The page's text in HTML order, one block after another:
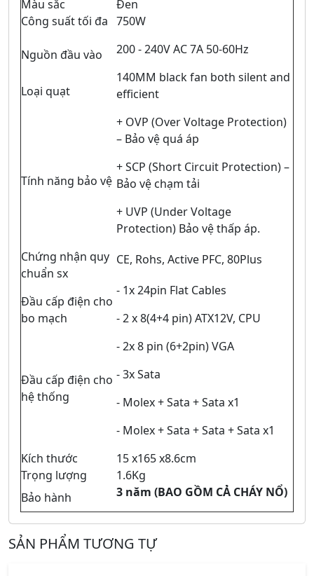
Màu sắc
Đen
Công suất tối đa 750W
Nguồn đầu vào 200 - 240V AC 7A 50-60Hz
Loại quạt
140MM black fan both silent and
efficient
Tính năng bảo vệ
+ OVP (Over Voltage Protection)
– Bảo vệ quá áp
+ SCP (Short Circuit Protection) –
Bảo vệ chạm tải
+ UVP (Under Voltage
Protection) Bảo vệ thấp áp.
Chứng nhận quy
chuẩn sx
CE, Rohs, Active PFC, 80Plus
Đầu cấp điện cho
bo mạch
- 1x 24pin Flat Cables
- 2 x 8(4+4 pin) ATX12V, CPU
Đầu cấp điện cho
hệ thống
- 2x 8 pin (6+2pin) VGA
- 3x Sata
- Molex + Sata + Sata x1
- Molex + Sata + Sata + Sata x1
Kích thước
15 x165 x8.6cm
Trọng lượng
1.6Kg
Bảo hành
3 năm (BAO GỒM CẢ CHÁY NỔ)
SẢN PHẨM TƯƠNG TỰ